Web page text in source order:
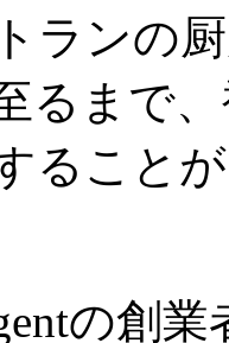
ランの
るまで
ること
の創